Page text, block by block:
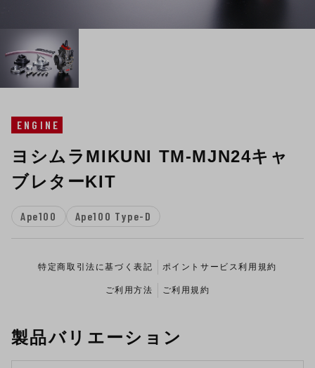
ENGINE
ヨシムラMIKUNI TM-MJN24キャ
ブレターKIT
Ape100 Ape100 Type-D
特定商取引法に基づく表記 ポイントサービス利用規約
ご利用方法 ご利用規約
製品バリエーション